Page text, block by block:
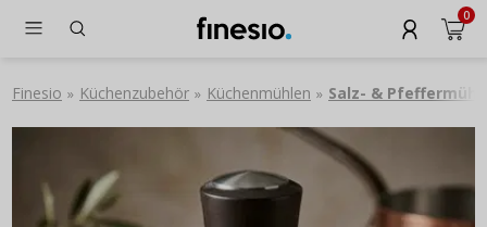
0
Finesio » Küchenzubehör » Küchenmühlen » Salz- &